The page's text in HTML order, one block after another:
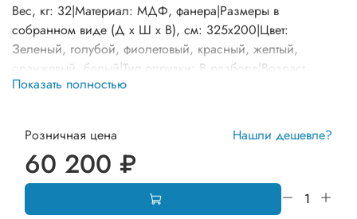
Вес, кг: 32|Материал: МДФ, фанера|Размеры в
собранном виде (Д х Ш х В), см: 325х200|Цвет:
Зеленый, голубой, фиолетовый, красный, желтый,
оранжевый, белый|Тип отгрузки: В разборе|Возраст
ребенка: от 1 года до 7 лет|Дополнительно: Гарантия 12
расцветке элементов
Показать полностью
Розничная цена Нашли дешевле?
60 200 ₽